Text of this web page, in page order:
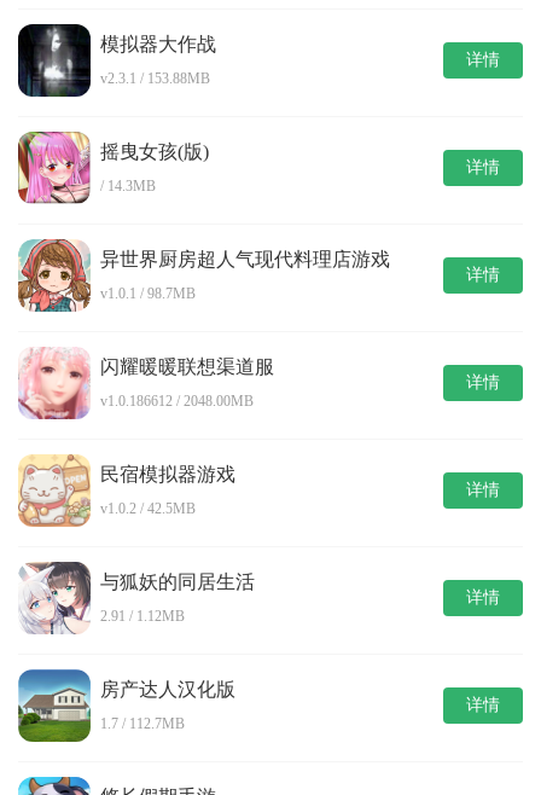
模拟器大作战
v2.3.1 / 153.88MB
详情
摇曳女孩(版)
/ 14.3MB
详情
异世界厨房超人气现代料理店游戏
v1.0.1 / 98.7MB
详情
闪耀暖暖联想渠道服
v1.0.186612 / 2048.00MB
详情
民宿模拟器游戏
v1.0.2 / 42.5MB
详情
与狐妖的同居生活
2.91 / 1.12MB
详情
房产达人汉化版
1.7 / 112.7MB
详情